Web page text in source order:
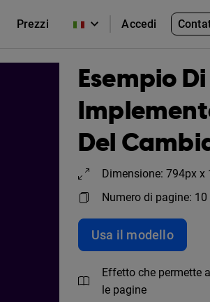
Prezzi Accedi
Esempio
Del
Dimensione: 794px x
Numero di pagine: 10
Usa il modello
Effetto che permette
le pagine